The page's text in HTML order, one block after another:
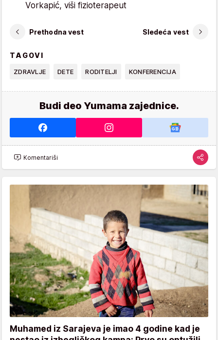
Vorkapić, viši fizioterapeut
Prethodna vest Sledeća vest
TAGOVI
ZDRAVLJE DETE RODITELJI KONFERENCIJA
Budi deo Yumama zajednice.
Komentariši
Muhamed iz Sarajeva je imao 4 godine kad je